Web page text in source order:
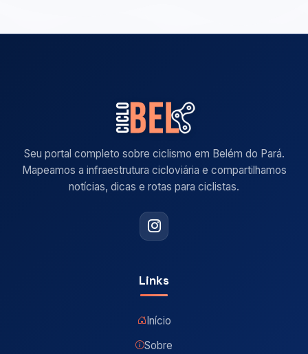
Seu portal completo sobre ciclismo em Belém do Pará.
Mapeamos a infraestrutura cicloviária e compartilhamos
notícias, dicas e rotas para ciclistas.
Links
Início
Sobre